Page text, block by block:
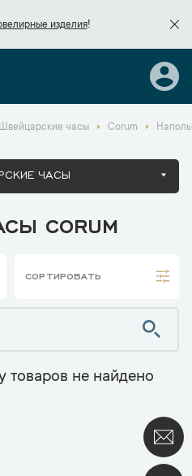
изделия!
Швейцарские часы Corum
ЧАСЫ
CORUM
СОРТИРОВАТЬ
товаров не найдено